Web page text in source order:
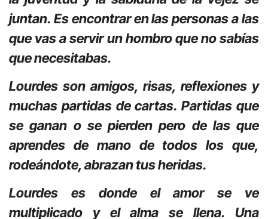
juntan. Es encontrar en las personas a las
que vas a servir un hombro que no sabías
que necesitabas.
Lourdes son amigos, risas, reflexiones y
muchas partidas de cartas. Partidas que
se ganan o se pierden pero de las que
aprendes de mano de todos los que,
rodeándote, abrazan tus heridas.
Lourdes es donde el amor se ve
multiplicado y el alma se llena. Una